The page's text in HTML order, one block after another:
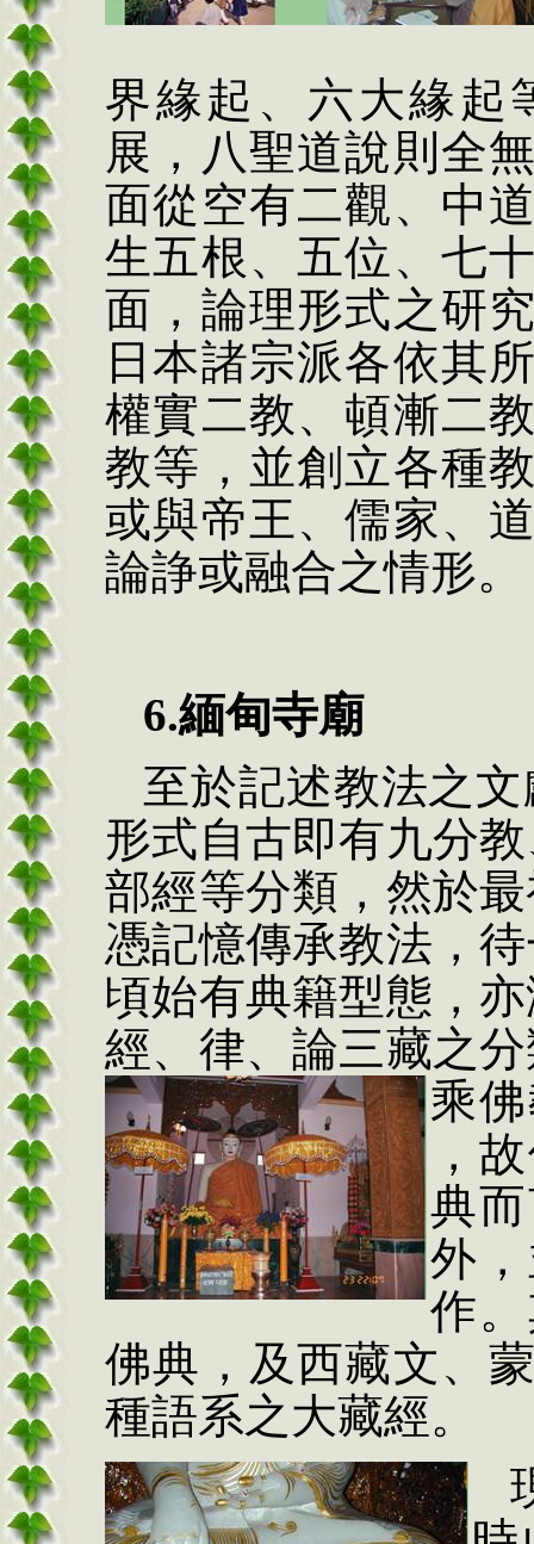
界緣起、六大緣起
展，八聖道說則全
面從空有二觀、中
生五根、五位、七
面，論理形式之研
日本諸宗派各依其
權實二教、頓漸二
教等，並創立各種
或與帝王、儒家、
論諍或融合之情形。
6.緬甸寺廟
至於記述教法之
形式自古即有九分
部經等分類，然於
憑記憶傳承教法，
頃始有典籍型態，
經、律、論三藏之
乘
，
典
外
作
佛典，及西藏文、
種語系之大藏經。